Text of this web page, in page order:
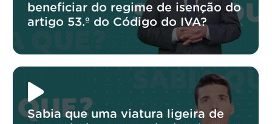
beneficiar do regime de isenção do
artigo 53.º do Código do IVA?
Sabia que uma viatura ligeira de